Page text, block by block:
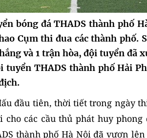
bóng đá THADS thành phố
Cụm thi đua các thành phố.
và 1 trận hòa, đội tuyển đã
tuyển THADS thành phố Hải
đầu tiên, thời tiết trong ngày
các cầu thủ phát huy
thành phố Hà Nội đã vươn